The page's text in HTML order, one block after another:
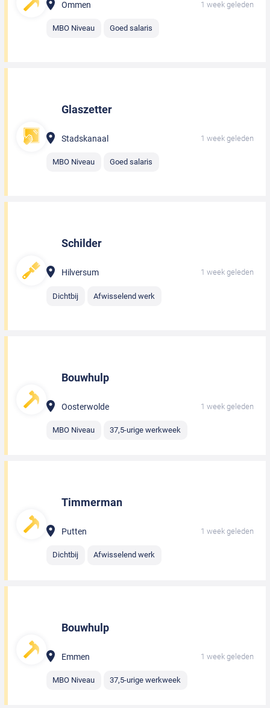
Ommen 1 week geleden
MBO Niveau Goed salaris
Glaszetter
Stadskanaal 1 week geleden
MBO Niveau Goed salaris
Schilder
Hilversum 1 week geleden
Dichtbij Afwisselend werk
Bouwhulp
Oosterwolde 1 week geleden
MBO Niveau 37,5-urige werkweek
Timmerman
Putten 1 week geleden
Dichtbij Afwisselend werk
Bouwhulp
Emmen 1 week geleden
MBO Niveau 37,5-urige werkweek